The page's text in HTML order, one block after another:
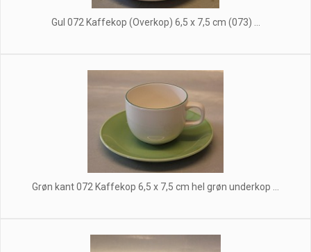
Gul 072 Kaffekop (Overkop) 6,5 x 7,5 cm (073) ...
Grøn kant 072 Kaffekop 6,5 x 7,5 cm hel grøn underkop ...